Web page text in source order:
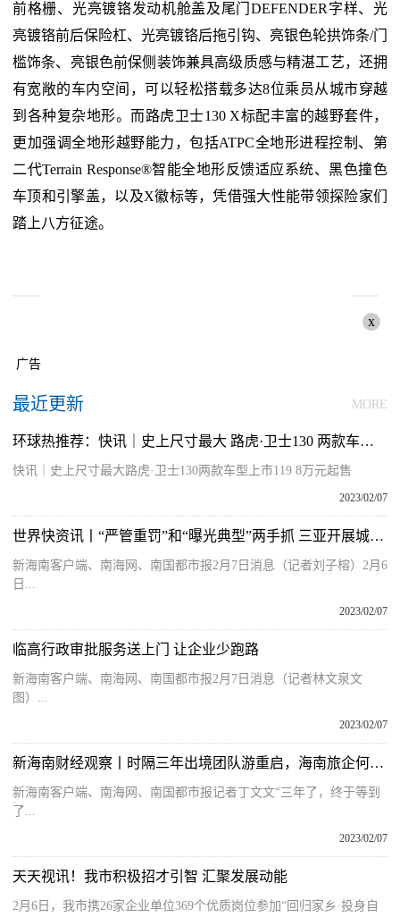
前格栅、光亮镀铬发动机舱盖及尾门DEFENDER字样、光
亮镀铬前后保险杠、光亮镀铬后拖引钩、亮银色轮拱饰条/门
槛饰条、亮银色前保侧装饰兼具高级质感与精湛工艺，还拥
有宽敞的车内空间，可以轻松搭载多达8位乘员从城市穿越
到各种复杂地形。而路虎卫士130 X标配丰富的越野套件，
更加强调全地形越野能力，包括ATPC全地形进程控制、第
二代Terrain Response®智能全地形反馈适应系统、黑色撞色
车顶和引擎盖，以及X徽标等，凭借强大性能带领探险家们
踏上八方征途。
x
广告
最近更新 MORE
环球热推荐：快讯｜史上尺寸最大 路虎·卫士130 两款车型上市 119.8万元起售
快讯｜史上尺寸最大路虎·卫士130两款车型上市119 8万元起售
2023/02/07
世界快资讯丨“严管重罚”和“曝光典型”两手抓 三亚开展城市管理突出问题集中整治行动
新海南客户端、南海网、南国都市报2月7日消息（记者刘子榕）2月6
日...
2023/02/07
临高行政审批服务送上门 让企业少跑路
新海南客户端、南海网、南国都市报2月7日消息（记者林文泉文
图）...
2023/02/07
新海南财经观察丨时隔三年出境团队游重启，海南旅企何时启航？
新海南客户端、南海网、南国都市报记者丁文文“三年了，终于等到
了...
2023/02/07
天天视讯！我市积极招才引智 汇聚发展动能
2月6日，我市携26家企业单位369个优质岗位参加“回归家乡·投身自